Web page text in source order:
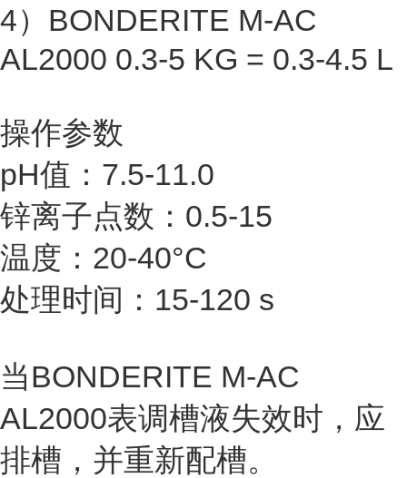
4）BONDERITE M-AC
AL2000 0.3-5 KG = 0.3-4.5 L
操作参数
pH值：7.5-11.0
锌离子点数：0.5-15
温度：20-40°C
处理时间：15-120 s
当BONDERITE M-AC
AL2000表调槽液失效时，应
排槽，并重新配槽。